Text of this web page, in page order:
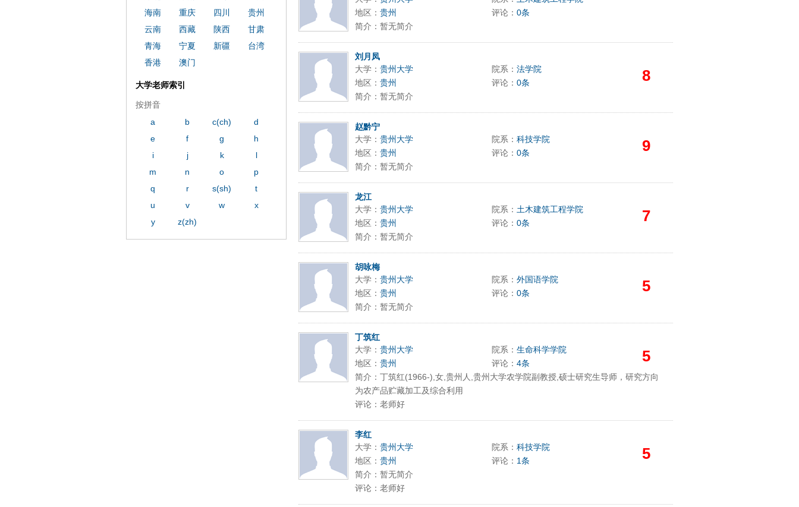
地区： 贵州 评论： 0条
简介：暂无简介
刘月凤
大学： 贵州大学 院系： 法学院 8
地区： 贵州 评论： 0条
简介：暂无简介
赵黔宁
大学： 贵州大学 院系： 科技学院 9
地区： 贵州 评论： 0条
简介：暂无简介
龙江
大学： 贵州大学 院系： 土木建筑工程学院 7
地区： 贵州 评论： 0条
简介：暂无简介
胡咏梅
大学： 贵州大学 院系： 外国语学院 5
地区： 贵州 评论： 0条
简介：暂无简介
丁筑红
大学： 贵州大学 院系： 生命科学学院 5
地区： 贵州 评论： 4条
简介：丁筑红(1966-),女,贵州人,贵州大学农学院副教授,硕士研究生导师，研究方向
为农产品贮藏加工及综合利用
评论：老师好
李红
大学： 贵州大学 院系： 科技学院 5
地区： 贵州 评论： 1条
简介：暂无简介
评论：老师好
海南
重庆 四川
贵州
云南
西藏 陕西
甘肃
青海
宁夏 新疆
台湾
香港
澳门
大学老师索引
按拼音
a
b c(ch)
d
e
f g
h
i
j k
l
m
n o
p
q
r s(sh)
t
u
v w
x
y
z(zh)